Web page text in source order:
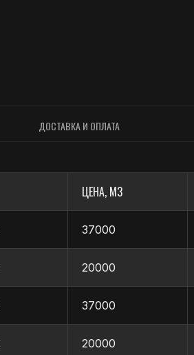
ДОСТАВКА И ОПЛАТА
ЦЕНА, М3
37000
20000
37000
20000